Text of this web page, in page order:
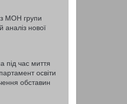
МОН групи
аналіз нової
під час миття
освіти
обставин